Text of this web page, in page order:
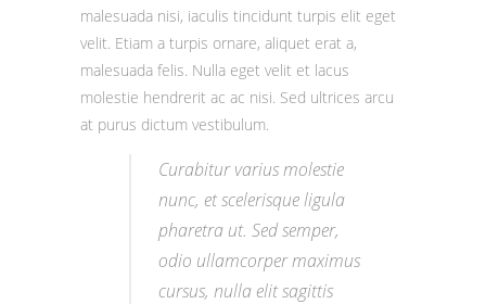
malesuada nisi, iaculis tincidunt turpis elit eget
velit. Etiam a turpis ornare, aliquet erat a,
malesuada felis. Nulla eget velit et lacus
molestie hendrerit ac ac nisi. Sed ultrices arcu
at purus dictum vestibulum.
Curabitur varius molestie
nunc, et scelerisque ligula
pharetra ut. Sed semper,
odio ullamcorper maximus
cursus, nulla elit sagittis